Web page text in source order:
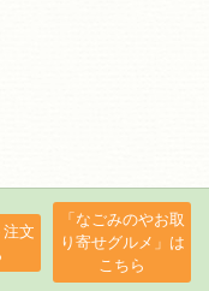
文
「なごみのやお取
り寄せグルメ」は
こちら